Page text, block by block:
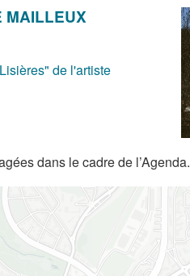
MAILLEUX
de l'artiste
dans le cadre de l’Agenda.